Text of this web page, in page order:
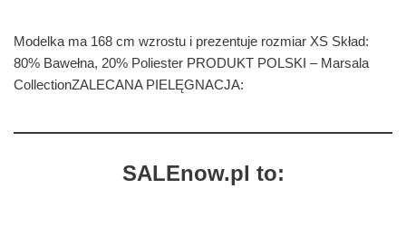
Modelka ma 168 cm wzrostu i prezentuje rozmiar XS Skład:
80% Bawełna, 20% Poliester PRODUKT POLSKI – Marsala
CollectionZALECANA PIELĘGNACJA:
SALEnow.pl to: